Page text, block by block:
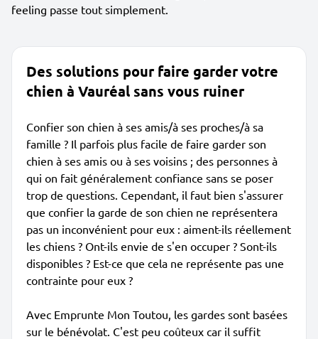
feeling passe tout simplement.
Des solutions pour faire garder votre
chien à Vauréal sans vous ruiner
Confier son chien à ses amis/à ses proches/à sa
famille ? Il parfois plus facile de faire garder son
chien à ses amis ou à ses voisins ; des personnes à
qui on fait généralement confiance sans se poser
trop de questions. Cependant, il faut bien s'assurer
que confier la garde de son chien ne représentera
pas un inconvénient pour eux : aiment-ils réellement
les chiens ? Ont-ils envie de s'en occuper ? Sont-ils
disponibles ? Est-ce que cela ne représente pas une
contrainte pour eux ?
Avec Emprunte Mon Toutou, les gardes sont basées
sur le bénévolat. C'est peu coûteux car il suffit